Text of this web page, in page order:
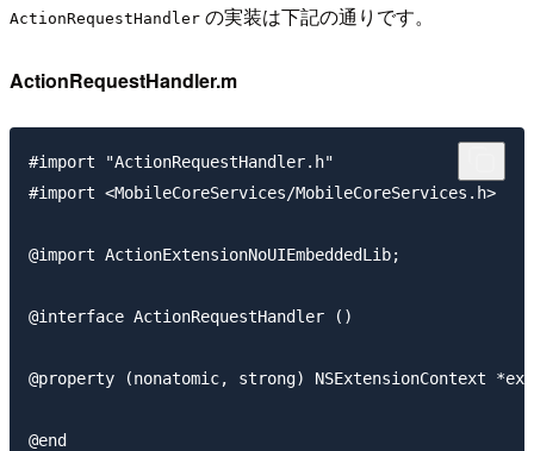
ActionRequestHandler の実装は下記の通りです。
ActionRequestHandler.m
#import "ActionRequestHandler.h"
#import <MobileCoreServices/MobileCoreServices.h>
@import ActionExtensionNoUIEmbeddedLib;
@interface ActionRequestHandler ()
@property (nonatomic, strong) NSExtensionContext
@end